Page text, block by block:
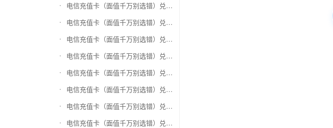
电信充值卡（面值千万别选错）兑换华润万家购物卡
电信充值卡（面值千万别选错）兑换华润苏果卡(苏果超市卡)（维护 请暂停提交）
电信充值卡（面值千万别选错）兑换天虹购物卡
电信充值卡（面值千万别选错）兑换盒马生鲜礼品卡
电信充值卡（面值千万别选错）兑换屈臣氏
电信充值卡（面值千万别选错）兑换大润发购物卡
电信充值卡（面值千万别选错）兑换银泰百货银泰卡
电信充值卡（面值千万别选错）兑换物美/美通卡